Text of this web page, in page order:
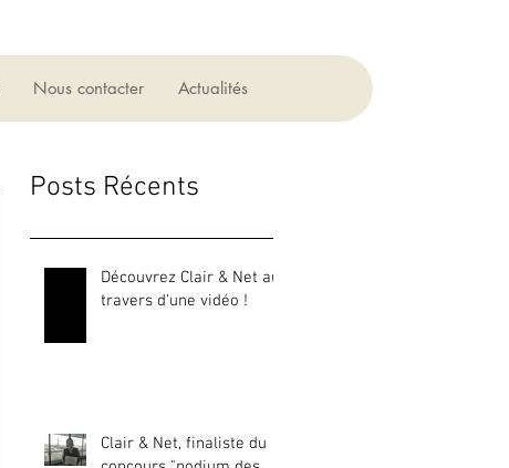
Nous contacter Actualités
Posts Récents
Découvrez Clair & Net au
travers d'une vidéo !
Clair & Net, finaliste du